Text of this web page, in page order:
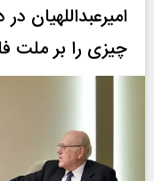
امیرعبداللهیان
چیزی را بر ملت